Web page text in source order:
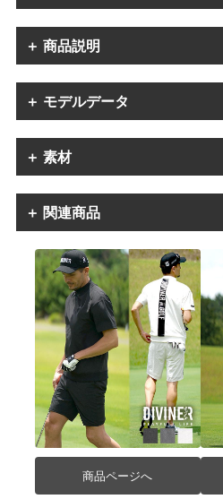
＋ 商品説明
＋ モデルデータ
＋ 素材
＋ 関連商品
商品ページへ